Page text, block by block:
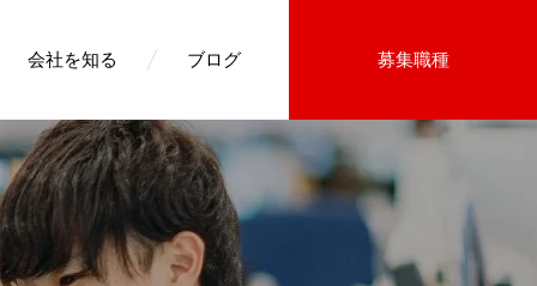
会社を知る ブログ 募集職種